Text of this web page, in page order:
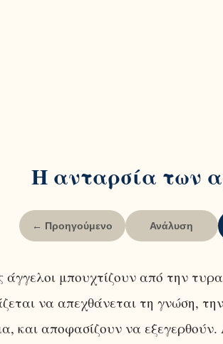
Η ανταρσία των
← Προηγούμενο Ανάλυση
άγγελοι μπουχτίζουν από την
να απεχθάνεται τη γνώση,
και αποφασίζουν να